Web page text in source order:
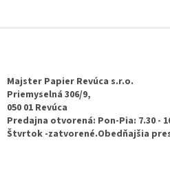
Majster Papier Revúca s.r.o.
Priemyselná 306/9,
050 01 Revúca
Predajna otvorená: Pon-Pia: 7.30 -
Štvrtok -zatvorené.Obedňajšia